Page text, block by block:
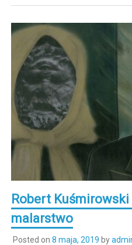
Robert
malarstwo
Posted on 8 maja, 2019 by